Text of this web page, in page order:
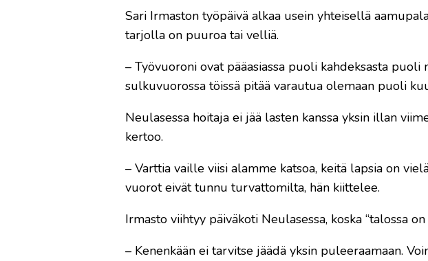
Sari Irmaston työpäivä alkaa usein yhteisellä
tarjolla on puuroa tai velliä.
– Työvuoroni ovat pääasiassa puoli kahdeksasta
sulkuvuorossa töissä pitää varautua olemaan puoli
Neulasessa hoitaja ei jää lasten kanssa yksin illan
kertoo.
– Varttia vaille viisi alamme katsoa, keitä lapsia on
vuorot eivät tunnu turvattomilta, hän kiittelee.
Irmasto viihtyy päiväkoti Neulasessa, koska “talossa
– Kenenkään ei tarvitse jäädä yksin puleeraamaan.